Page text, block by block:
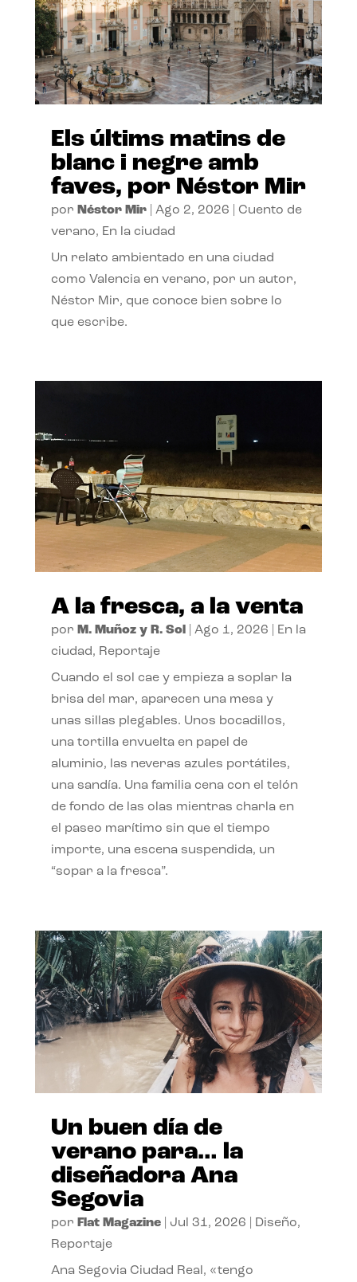
Els últims matins de
blanc i negre amb
faves, por Néstor Mir
por Néstor Mir| Ago 2, 2026
Cuento de
verano, En la ciudad
Un relato ambientado en una ciudad
como Valencia en verano, por un autor,
Néstor Mir, que conoce bien sobre lo
que escribe.
A la fresca, a la venta
por M. Muñoz y R. Sol| Ago 1, 2026
En la
ciudad, Reportaje
Cuando el sol cae y empieza a soplar la
brisa del mar, aparecen una mesa y
unas sillas plegables. Unos bocadillos,
una tortilla envuelta en papel de
aluminio, las neveras azules portátiles,
una sandía. Una familia cena con el telón
de fondo de las olas mientras charla en
el paseo marítimo sin que el tiempo
importe, una escena suspendida, un
“sopar a la fresca”.
Un buen día de
verano para… la
diseñadora Ana
Segovia
por Flat Magazine| Jul 31, 2026 Diseño,
Reportaje
Ana Segovia Ciudad Real, «tengo